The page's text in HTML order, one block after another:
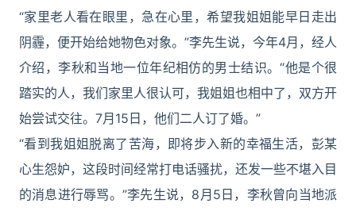
“家里老人看在眼里，急在心里，希望我姐姐能早日走出
阴霾，便开始给她物色对象。”李先生说，今年4月，经人
介绍，李秋和当地一位年纪相仿的男士结识。“他是个很
踏实的人，我们家里人很认可，我姐姐也相中了，双方开
始尝试交往。7月15日，他们二人订了婚。”
“看到我姐姐脱离了苦海，即将步入新的幸福生活，彭某
心生怨妒，这段时间经常打电话骚扰，还发一些不堪入目
的消息进行辱骂。”李先生说，8月5日，李秋曾向当地派